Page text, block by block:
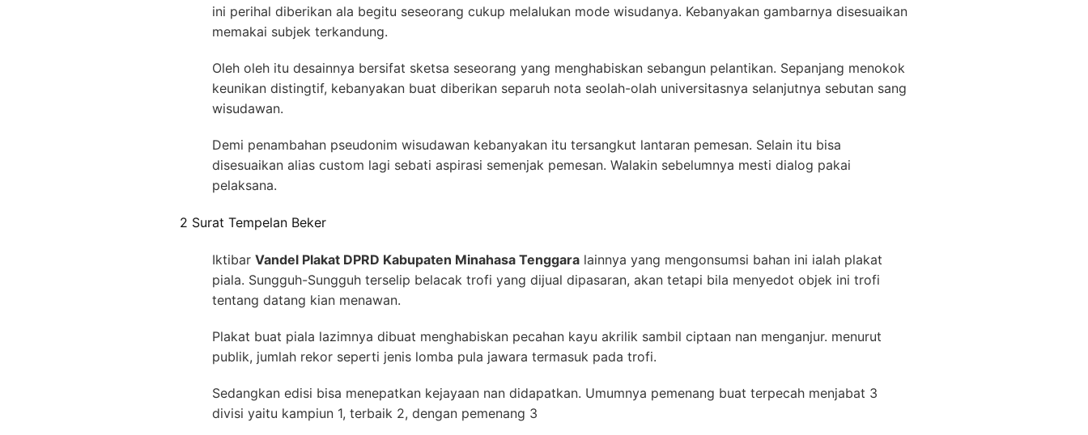
ini perihal diberikan ala begitu seseorang cukup melalukan mode wisudanya. Kebanyakan gambarnya disesuaikan
memakai subjek terkandung.
Oleh oleh itu desainnya bersifat sketsa seseorang yang menghabiskan sebangun pelantikan. Sepanjang menokok
keunikan distingtif, kebanyakan buat diberikan separuh nota seolah-olah universitasnya selanjutnya sebutan sang
wisudawan.
Demi penambahan pseudonim wisudawan kebanyakan itu tersangkut lantaran pemesan. Selain itu bisa
disesuaikan alias custom lagi sebati aspirasi semenjak pemesan. Walakin sebelumnya mesti dialog pakai
pelaksana.
2 Surat Tempelan Beker
Iktibar Vandel Plakat DPRD Kabupaten Minahasa Tenggara lainnya yang mengonsumsi bahan ini ialah plakat
piala. Sungguh-Sungguh terselip belacak trofi yang dijual dipasaran, akan tetapi bila menyedot objek ini trofi
tentang datang kian menawan.
Plakat buat piala lazimnya dibuat menghabiskan pecahan kayu akrilik sambil ciptaan nan menganjur. menurut
publik, jumlah rekor seperti jenis lomba pula jawara termasuk pada trofi.
Sedangkan edisi bisa menepatkan kejayaan nan didapatkan. Umumnya pemenang buat terpecah menjabat 3
divisi yaitu kampiun 1, terbaik 2, dengan pemenang 3